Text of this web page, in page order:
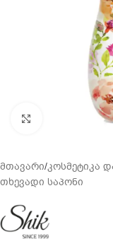
მთავარი/კოსმეტიკა
თხევადი საპონი